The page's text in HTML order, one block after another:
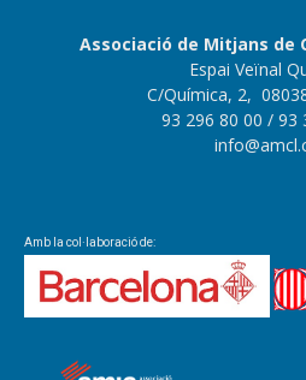
Associació de Mitjans de
Espai Veïnal
C/Química, 2,
93 296 80 00 / 93
Amb la col·laboració de: